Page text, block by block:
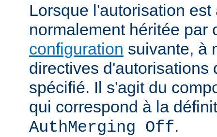
Lorsque l'autorisation
normalement héritée par
configuration suivante, à
directives d'autorisations
spécifié. Il s'agit du
qui correspond à la
AuthMerging Off.